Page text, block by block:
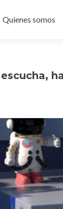
Quienes somos